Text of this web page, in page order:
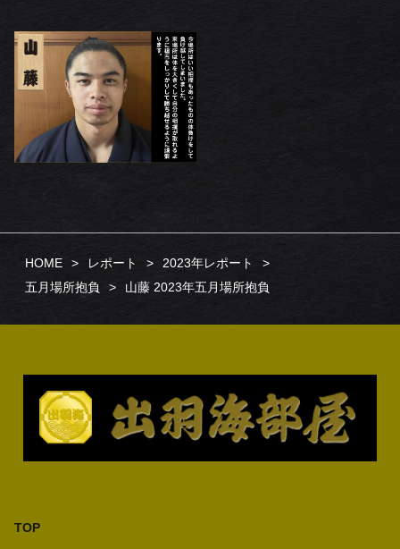
HOME レポート
2023年レポート
五月場所抱負
山藤 2023年五月場所抱負
TOP